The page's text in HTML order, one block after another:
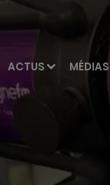
ACTUS MÉDIAS